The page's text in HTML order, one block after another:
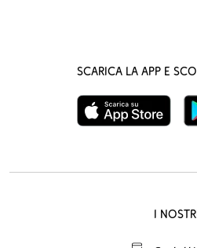
Scarica la App e
I